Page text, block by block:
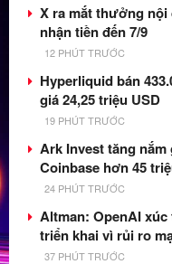
X ra mắt thưởng
nhận tiền đến 7/9
12 PHÚT TRƯỚC
Hyperliquid bán
giá 24,25 triệu USD
19 PHÚT TRƯỚC
Ark Invest tăng
Coinbase hơn 45
24 PHÚT TRƯỚC
Altman: OpenAI
triển khai vì rủi ro
37 PHÚT TRƯỚC